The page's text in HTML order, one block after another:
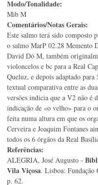
Modo/Tonalidade:
Mib M
Comentários/Notas Gerais:
Este salmo terá sido composto
o salmo MarP 02.28 Memento
David Dó M, também
violoncelos e bc para a Real
Queluz, e depois adaptado
textual comparativa entre as
versões indicia que a V2 não é
indicação de «o velho» para o
feita numa altura em que os
Cerveira e Joaquim Fontanes
todos os 6 órgãos da Real
Referências:
ALEGRIA, José Augusto -
Vila Viçosa. Lisboa: Fundação
p. 62.